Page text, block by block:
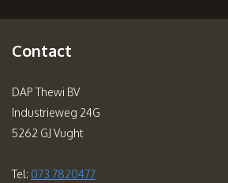
Contact
DAP Thewi BV
Industrieweg 24G
5262 GJ Vught
Tel: 073 7820477